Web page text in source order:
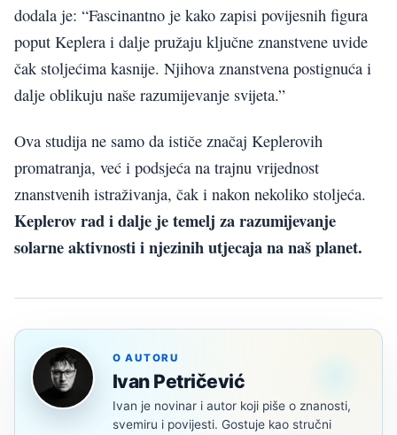
dodala je: “Fascinantno je kako zapisi povijesnih figura
poput Keplera i dalje pružaju ključne znanstvene uvide
čak stoljećima kasnije. Njihova znanstvena postignuća i
dalje oblikuju naše razumijevanje svijeta.”
Ova studija ne samo da ističe značaj Keplerovih
promatranja, već i podsjeća na trajnu vrijednost
znanstvenih istraživanja, čak i nakon nekoliko stoljeća.
Keplerov rad i dalje je temelj za razumijevanje
solarne aktivnosti i njezinih utjecaja na naš planet.
O AUTORU
Ivan Petričević
Ivan je novinar i autor koji piše o znanosti,
svemiru i povijesti. Gostuje kao stručni